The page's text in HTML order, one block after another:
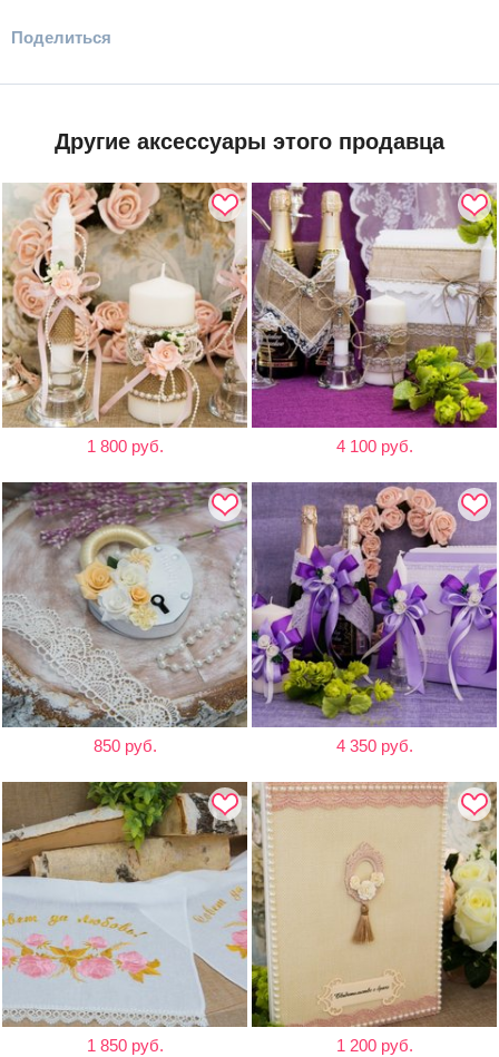
Поделиться
Другие аксессуары этого продавца
1 800 руб. 4 100 руб.
850 руб. 4 350 руб.
1 850 руб. 1 200 руб.